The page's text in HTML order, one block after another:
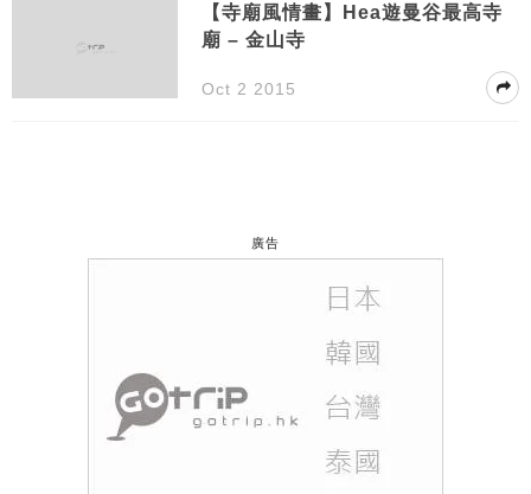
【寺廟風情畫】Hea遊曼谷最高寺
廟 – 金山寺
Oct 2 2015
廣告